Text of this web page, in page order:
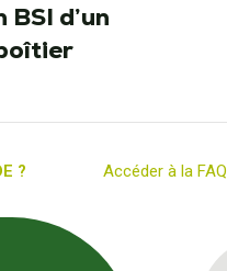
d’un
? Accéder à la FAQ